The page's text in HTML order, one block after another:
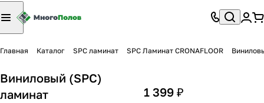
Главная Каталог SPC ламинат SPC Ламинат CRONAFLOOR
Виниловый (SPC)
ламинат
1 399 ₽